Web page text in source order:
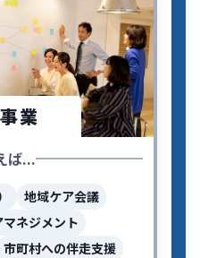
業
ば...
地域ケア会議
ネジメント
市町村への伴走支援